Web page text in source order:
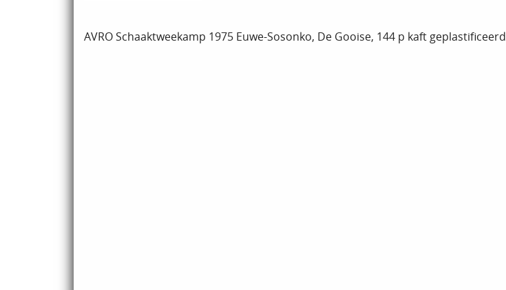
AVRO Schaaktweekamp 1975 Euwe-Sosonko, De Gooise, 144 p kaft geplastificeerd